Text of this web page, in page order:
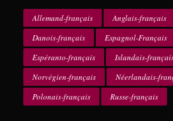
Allemand-français Anglais-français
Danois-français
Espagnol-Français
Espéranto-français
Islandais-
Norvégien-français
Néerlandais-
Polonais-français
Russe-français